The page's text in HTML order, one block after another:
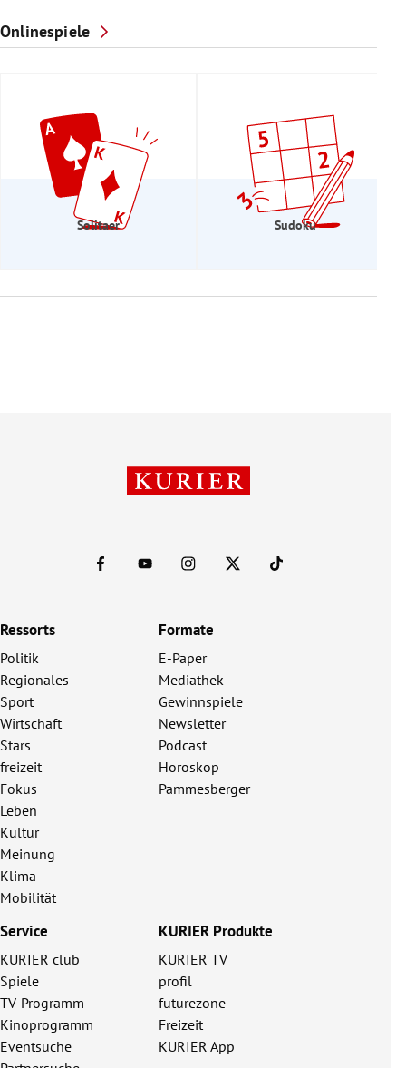
Onlinespiele
Solitaer Sudoku
Ressorts
Politik
Regionales
Sport
Wirtschaft
Stars
freizeit
Fokus
Leben
Kultur
Meinung
Klima
Mobilität
Formate
E-Paper
Mediathek
Gewinnspiele
Newsletter
Podcast
Horoskop
Pammesberger
Service
KURIER club
Spiele
TV-Programm
Kinoprogramm
Eventsuche
KURIER Produkte
KURIER TV
profil
futurezone
Freizeit
KURIER App